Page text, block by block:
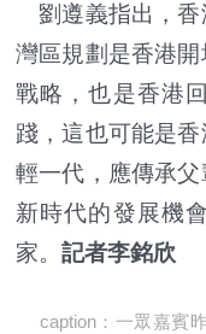
劉遵義指出，香
灣區規劃是香港
戰略，也是香港
踐，這也可能是
輕一代，應傳承
新時代的發展機
家。 記者李銘欣
caption：一眾嘉賓